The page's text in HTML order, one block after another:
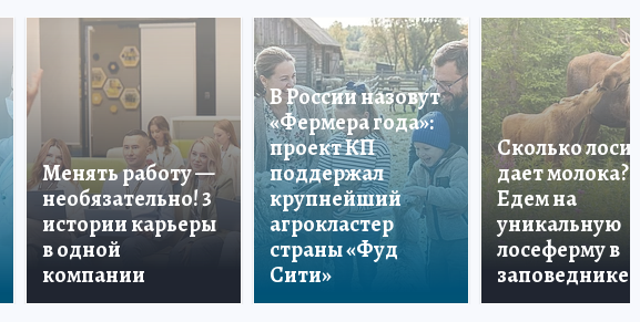
Менять работу —
необязательно! 3
истории карьеры
в одной
компании
В России назовут
«Фермера года»:
проект КП
поддержал
крупнейший
агрокластер
страны «Фуд
Сити»
Сколько лосиха
дает молока?
Едем на
уникальную
лосеферму в
заповеднике!